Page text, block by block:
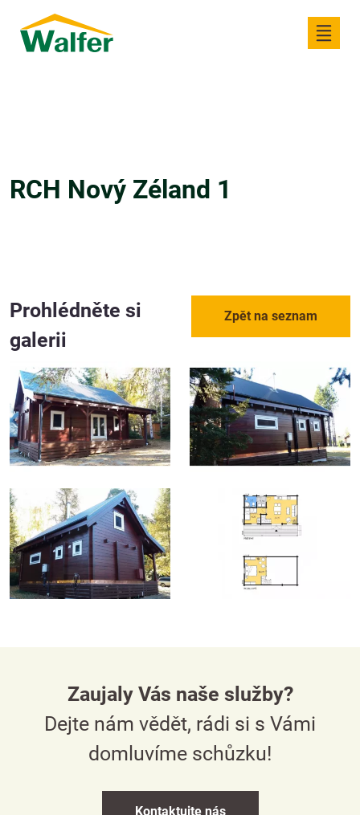
RCH Nový Zéland 1
Prohlédněte si
galerii
Zpět na seznam
Zaujaly Vás naše služby?
Dejte nám vědět, rádi si s Vámi
domluvíme schůzku!
Kontaktujte nás